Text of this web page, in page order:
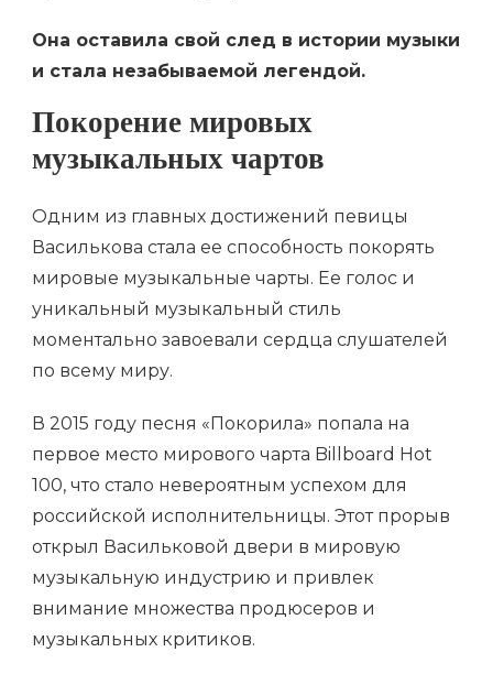
Она оставила свой след в истории музыки
и стала незабываемой легендой.
Покорение мировых
музыкальных чартов
Одним из главных достижений певицы
Василькова стала ее способность покорять
мировые музыкальные чарты. Ее голос и
уникальный музыкальный стиль
моментально завоевали сердца слушателей
по всему миру.
В 2015 году песня «Покорила» попала на
первое место мирового чарта Billboard Hot
100, что стало невероятным успехом для
российской исполнительницы. Этот прорыв
открыл Васильковой двери в мировую
музыкальную индустрию и привлек
внимание множества продюсеров и
музыкальных критиков.